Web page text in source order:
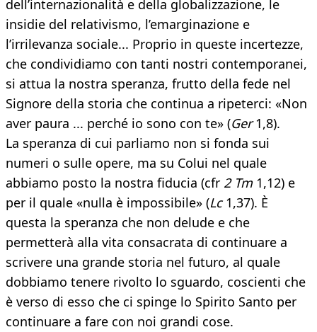
dell’internazionalità e della globalizzazione, le
insidie del relativismo, l’emarginazione e
l’irrilevanza sociale... Proprio in queste incertezze,
che condividiamo con tanti nostri contemporanei,
si attua la nostra speranza, frutto della fede nel
Signore della storia che continua a ripeterci: «Non
aver paura ... perché io sono con te» (Ger1,8).
La speranza di cui parliamo non si fonda sui
numeri o sulle opere, ma su Colui nel quale
abbiamo posto la nostra fiducia (cfr 2 Tm1,12) e
per il quale «nulla è impossibile» (Lc1,37). È
questa la speranza che non delude e che
permetterà alla vita consacrata di continuare a
scrivere una grande storia nel futuro, al quale
dobbiamo tenere rivolto lo sguardo, coscienti che
è verso di esso che ci spinge lo Spirito Santo per
continuare a fare con noi grandi cose.